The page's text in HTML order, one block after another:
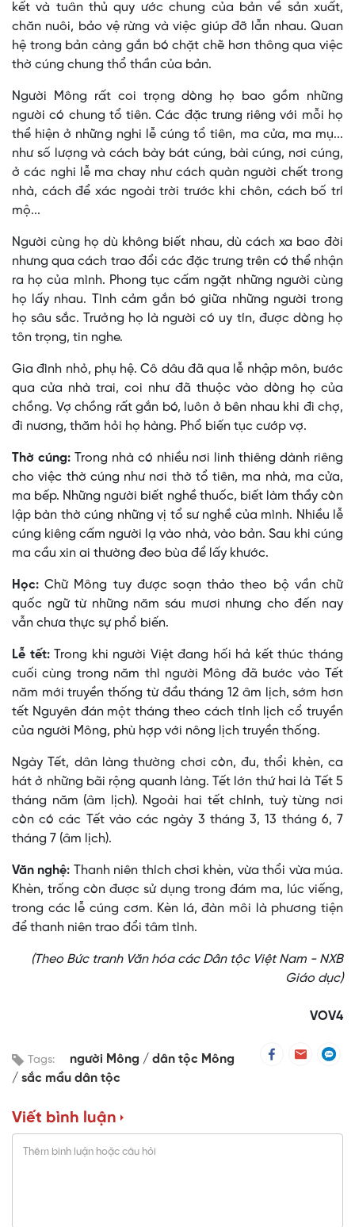
kết và tuân thủ quy ước chung của bản về sản xuất,
chăn nuôi, bảo vệ rừng và việc giúp đỡ lẫn nhau. Quan
hệ trong bản càng gắn bó chặt chẽ hơn thông qua việc
thờ cúng chung thổ thần của bản.
Người Mông rất coi trọng dòng họ bao gồm những
người có chung tổ tiên. Các đặc trưng riêng với mỗi họ
thể hiện ở những nghi lễ cúng tổ tiên, ma cửa, ma mụ...
như số lượng và cách bày bát cúng, bài cúng, nơi cúng,
ở các nghi lễ ma chay như cách quàn người chết trong
nhà, cách để xác ngoài trời trước khi chôn, cách bố trí
mộ...
Người cùng họ dù không biết nhau, dù cách xa bao đời
nhưng qua cách trao đổi các đặc trưng trên có thể nhận
ra họ của mình. Phong tục cấm ngặt những người cùng
họ lấy nhau. Tình cảm gắn bó giữa những người trong
họ sâu sắc. Trưởng họ là người có uy tín, được dòng họ
tôn trọng, tin nghe.
Gia đình nhỏ, phụ hệ. Cô dâu đã qua lễ nhập môn, bước
qua cửa nhà trai, coi như đã thuộc vào dòng họ của
chồng. Vợ chồng rất gắn bó, luôn ở bên nhau khi đi chợ,
đi nương, thăm hỏi họ hàng. Phổ biến tục cướp vợ.
Thờ cúng: Trong nhà có nhiều nơi linh thiêng dành riêng
cho việc thờ cúng như nơi thờ tổ tiên, ma nhà, ma cửa,
ma bếp. Những người biết nghề thuốc, biết làm thầy còn
lập bàn thờ cúng những vị tổ sư nghề của mình. Nhiều lễ
cúng kiêng cấm người lạ vào nhà, vào bản. Sau khi cúng
ma cầu xin ai thường đeo bùa để lấy khước.
Học: Chữ Mông tuy được soạn thảo theo bộ vần chữ
quốc ngữ từ những năm sáu mươi nhưng cho đến nay
vẫn chưa thực sự phổ biến.
Lễ tết:Trong khi người Việt đang hối hả kết thúc tháng
cuối cùng trong năm thì người Mông đã bước vào Tết
năm mới truyền thống từ đầu tháng 12 âm lịch, sớm hơn
tết Nguyên đán một tháng theo cách tính lịch cổ truyền
của người Mông, phù hợp với nông lịch truyền thống.
Ngày Tết, dân làng thường chơi còn, đu, thổi khèn, ca
hát ở những bãi rộng quanh làng. Tết lớn thứ hai là Tết 5
tháng năm (âm lịch). Ngoài hai tết chính, tuỳ từng nơi
còn có các Tết vào các ngày 3 tháng 3, 13 tháng 6, 7
tháng 7 (âm lịch).
Văn nghệ: Thanh niên thích chơi khèn, vừa thổi vừa múa.
Khèn, trống còn được sử dụng trong đám ma, lúc viếng,
trong các lễ cúng cơm. Kèn lá, đàn môi là phương tiện
để thanh niên trao đổi tâm tình.
(Theo Bức tranh Văn hóa các Dân tộc Việt Nam - NXB
Giáo dục)
VOV4
Tags: người Mông
dân tộc Mông
sắc mầu dân tộc
Viết bình luận